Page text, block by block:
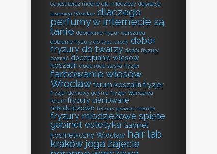
co jest teraz modne dla młodzieży depilacja
laserowa Wrocław dlaczego
perfumy w internecie są
tanie dobieranie fryzur warszawa
dobranie fryzury do typu urody dobór
fryzury do twarzy dobór fryzury
poznań doczepianie włosów
koszalin duda ruda śląska fryzjer
farbowanie włosów
Wrocław forum koszalin fryzjer
fryzjer domowy gdynia fryzjer Warszawa
forum fryzury cieniowane
młodzieżowe fryzury gwiazd rihanna
fryzury młodzieżowe spięte
gabinet estetyka Gabinet
kosmetyczny Wrocław hair lab
kraków joga zajęcia